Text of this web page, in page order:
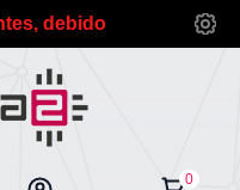
a las vacaciones
0